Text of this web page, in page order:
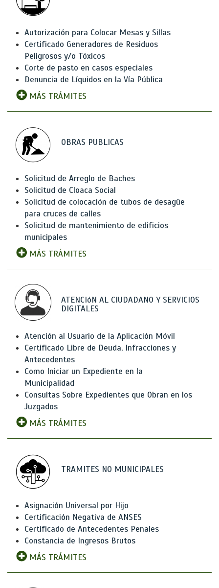
Autorización para Colocar Mesas y Sillas
Certificado Generadores de Residuos
Peligrosos y/o Tóxicos
Corte de pasto en casos especiales
Denuncia de Líquidos en la Vía Pública
MÁS TRÁMITES
OBRAS PUBLICAS
Solicitud de Arreglo de Baches
Solicitud de Cloaca Social
Solicitud de colocación de tubos de desagüe
para cruces de calles
Solicitud de mantenimiento de edificios
municipales
MÁS TRÁMITES
ATENCIóN AL CIUDADANO Y SERVICIOS
DIGITALES
Atención al Usuario de la Aplicación Móvil
Certificado Libre de Deuda, Infracciones y
Antecedentes
Como Iniciar un Expediente en la
Municipalidad
Consultas Sobre Expedientes que Obran en los
Juzgados
MÁS TRÁMITES
TRAMITES NO MUNICIPALES
Asignación Universal por Hijo
Certificación Negativa de ANSES
Certificado de Antecedentes Penales
Constancia de Ingresos Brutos
MÁS TRÁMITES